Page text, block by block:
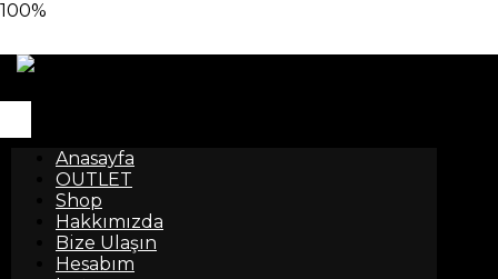
100%
Anasayfa
OUTLET
Shop
Hakkımızda
Bize Ulaşın
Hesabım